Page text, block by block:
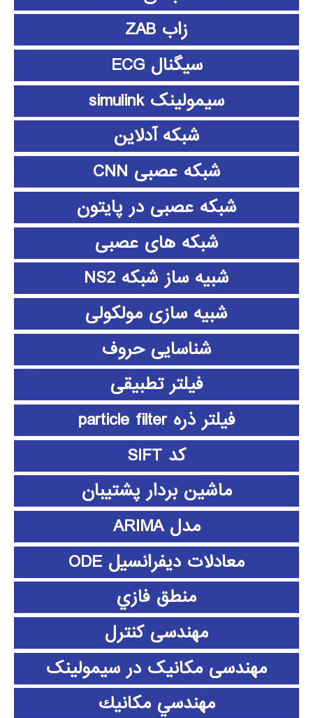
زاب ZAB
سیگنال ECG
سیمولینک simulink
شبکه آدلاین
شبکه عصبی CNN
شبکه عصبی در پایتون
شبکه های عصبی
شبیه ساز شبکه NS2
شبیه سازی مولکولی
شناسایی حروف
فیلتر تطبیقی
فیلتر ذره particle filter
کد SIFT
ماشین بردار پشتیبان
مدل ARIMA
معادلات دیفرانسیل ODE
منطق فازي
مهندسی کنترل
مهندسی مکانیک در سیمولینک
مهندسي مكانيك